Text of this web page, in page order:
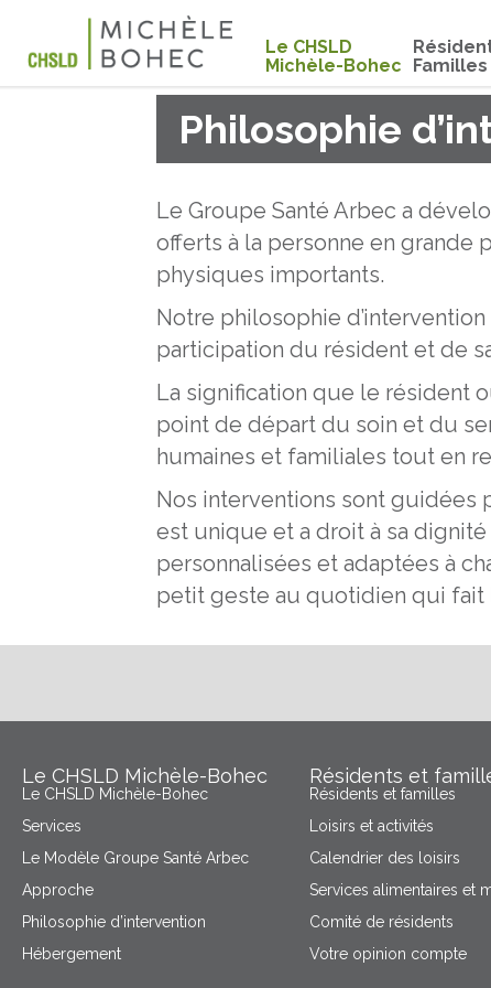
Le CHSLD
Michèle-Bohec
Familles
Philosophie
Le Groupe Santé Arbec a
offerts à la personne en grande
physiques importants.
Notre philosophie
participation du résident et de
La signification que le résident
point de départ du soin et du
humaines et familiales tout en
Nos interventions sont guidées
est unique et a droit à sa
personnalisées et adaptées à
petit geste au quotidien qui fait
Le CHSLD Michèle-Bohec Résidents et
Le CHSLD Michèle-Bohec
Services
Le Modèle Groupe Santé Arbec
Approche
Philosophie d’intervention
Hébergement
Résidents et familles
Loisirs et activités
Calendrier des loisirs
Services alimentaires et
Comité de résidents
Votre opinion compte